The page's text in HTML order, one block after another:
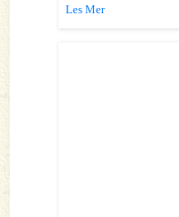
Les Mer